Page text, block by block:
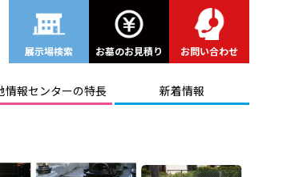
展示場検索 お墓のお見積り お問い合わせ
情報センターの特長 新着情報